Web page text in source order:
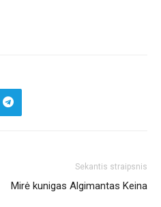
Sekantis straipsnis
Mirė kunigas Algimantas Keina